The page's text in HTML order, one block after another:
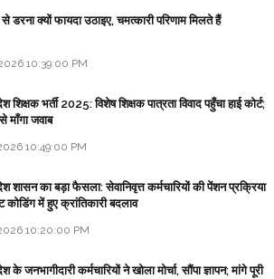
डरना क्यों फायदा उठाइए, चमत्कारी परिणाम मिलते हैं
10:39:00 PM
शिक्षक भर्ती 2025: विशेष शिक्षक पात्रता विवाद पहुँचा हाई कोर्ट;
माँगा जवाब
10:49:00 PM
शासन का बड़ा फैसला: सेवानिवृत्त कर्मचारियों की पेंशन प्रक्रिया
में हुए क्रांतिकारी बदलाव
10:20:00 PM
के जनभागीदारी कर्मचारियों ने खोला मोर्चा, सौंपा ज्ञापन; मांगे पूरी